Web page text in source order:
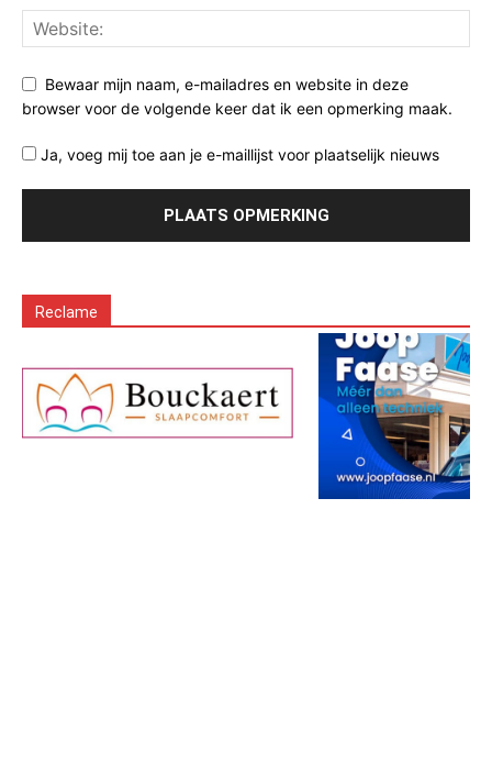
Bewaar mijn naam, e-mailadres en website in deze
browser voor de volgende keer dat ik een opmerking maak.
Ja, voeg mij toe aan je e-maillijst voor plaatselijk nieuws
Reclame